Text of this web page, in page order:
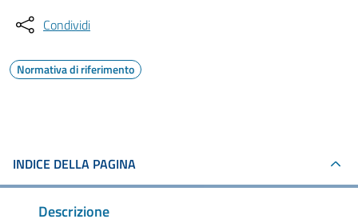
Condividi
Normativa di riferimento
INDICE DELLA PAGINA
Descrizione